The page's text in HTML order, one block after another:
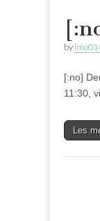
by
[:no]
11:30,
Les